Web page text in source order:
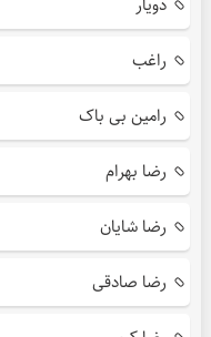
دویار
راغب
رامین بی باک
رضا بهرام
رضا شایان
رضا صادقی